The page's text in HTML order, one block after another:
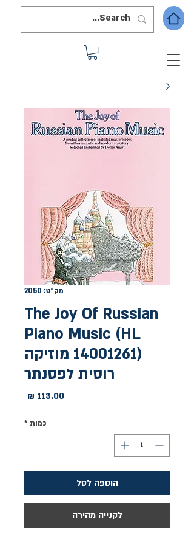
מק"ט: 2050
The Joy Of Russian
Piano Music (HL
14001261) מוזיקה
רוסית לפסנתר
כמות *
הוספה לסל
לקנייה מהירה